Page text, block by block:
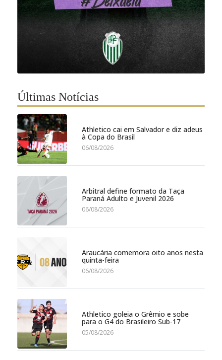
Últimas Notícias
Athletico cai em Salvador e diz adeus
à Copa do Brasil
06/08/2026
Arbitral define formato da Taça
Paraná Adulto e Juvenil 2026
06/08/2026
Araucária comemora oito anos nesta
quinta-feira
06/08/2026
Athletico goleia o Grêmio e sobe
para o G4 do Brasileiro Sub-17
05/08/2026